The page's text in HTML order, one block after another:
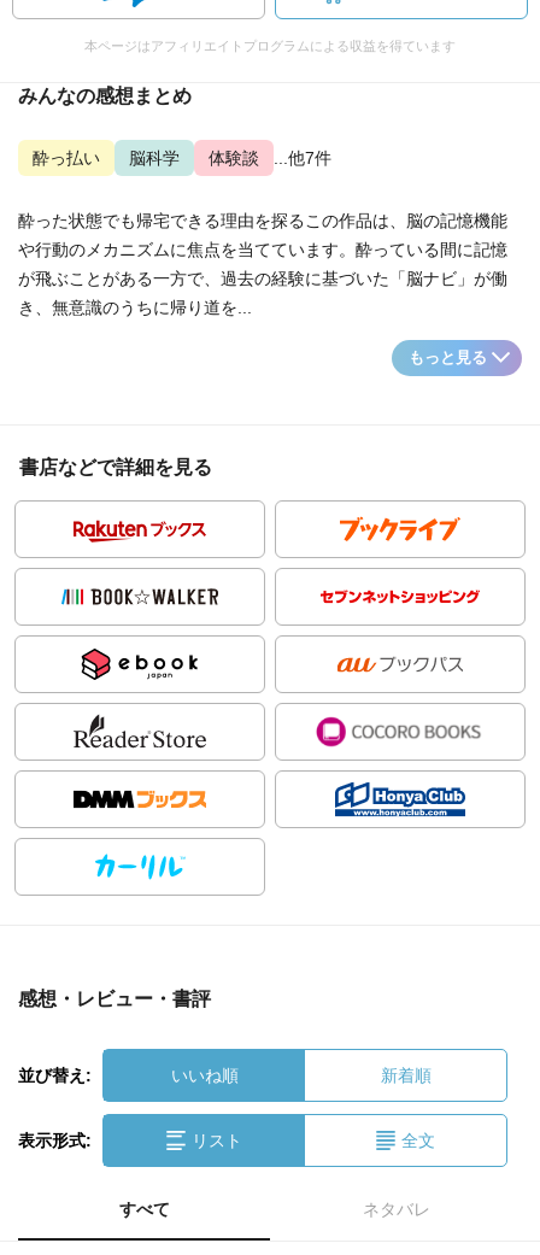
本ページはアフィリエイトプログラムによる収益を得ています
みんなの感想まとめ
酔っ払い 脳科学 体験談 ...他7件
酔った状態でも帰宅できる理由を探るこの作品は、脳の記憶機能
や行動のメカニズムに焦点を当てています。酔っている間に記憶
が飛ぶことがある一方で、過去の経験に基づいた「脳ナビ」が働
き、無意識のうちに帰り道を...
もっと見る
書店などで詳細を見る
感想・レビュー・書評
並び替え: いいね順 新着順
表示形式: リスト 全文
すべて ネタバレ